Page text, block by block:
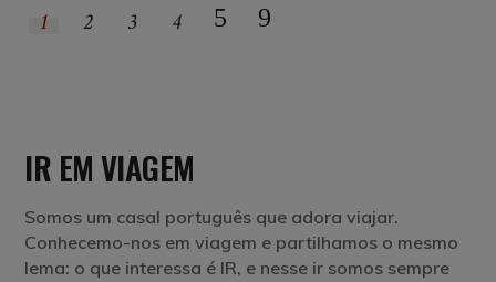
1 2 3 4
IR EM VIAGEM
Somos um casal português que adora viajar.
Conhecemo-nos em viagem e partilhamos o mesmo
lema: o que interessa é IR, e nesse ir somos sempre